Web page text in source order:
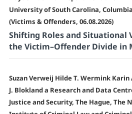
University of South Carolina,
(Victims & Offenders, 06.08.2026)
Shifting Roles and Situational
the Victim–Offender Divide in
Suzan Verweij Hilde T. Wermink
J. Blokland a Research and Data
Justice and Security, The Hague, The